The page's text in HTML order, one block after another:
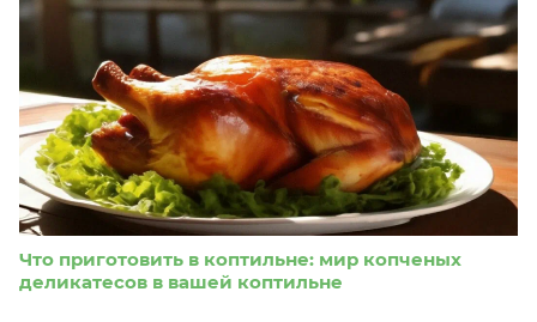
Что приготовить в коптильне: мир копченых
деликатесов в вашей коптильне